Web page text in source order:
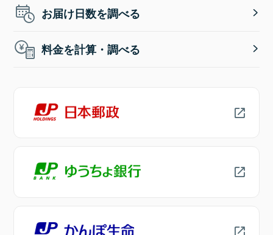
お届け日数を調べる
料金を計算・調べる